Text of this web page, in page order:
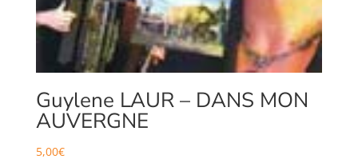
Guylene LAUR – DANS MON
AUVERGNE
5,00€